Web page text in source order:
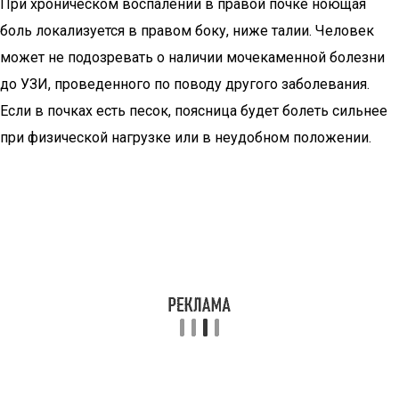
При хроническом воспалении в правой почке ноющая
боль локализуется в правом боку, ниже талии. Человек
может не подозревать о наличии мочекаменной болезни
до УЗИ, проведенного по поводу другого заболевания.
Если в почках есть песок, поясница будет болеть сильнее
при физической нагрузке или в неудобном положении.